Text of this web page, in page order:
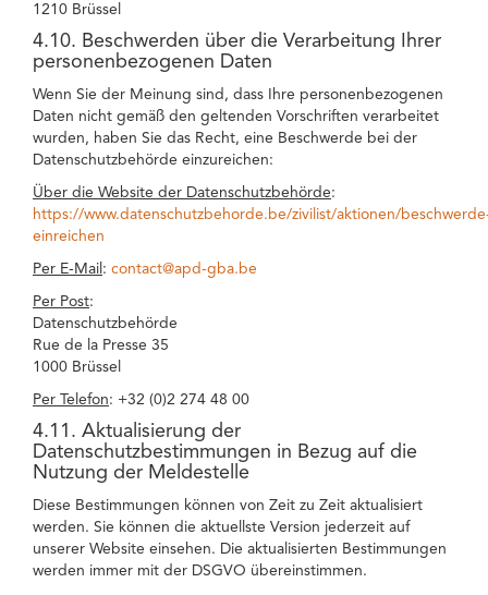
1210 Brüssel
4.10. Beschwerden über die Verarbeitung Ihrer
personenbezogenen Daten
Wenn Sie der Meinung sind, dass Ihre personenbezogenen
Daten nicht gemäß den geltenden Vorschriften verarbeitet
wurden, haben Sie das Recht, eine Beschwerde bei der
Datenschutzbehörde einzureichen:
Über die Website der Datenschutzbehörde:
https://www.datenschutzbehorde.be/zivilist/aktionen/
einreichen
Per E-Mail : contact@apd-gba.be
Per Post:
Datenschutzbehörde
Rue de la Presse 35
1000 Brüssel
Per Telefon: +32 (0)2 274 48 00
4.11. Aktualisierung der
Datenschutzbestimmungen in Bezug auf die
Nutzung der Meldestelle
Diese Bestimmungen können von Zeit zu Zeit aktualisiert
werden. Sie können die aktuellste Version jederzeit auf
unserer Website einsehen. Die aktualisierten Bestimmungen
werden immer mit der DSGVO übereinstimmen.